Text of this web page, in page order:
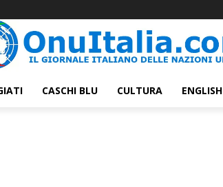
CASCHI BLU CULTURA ENGLISH